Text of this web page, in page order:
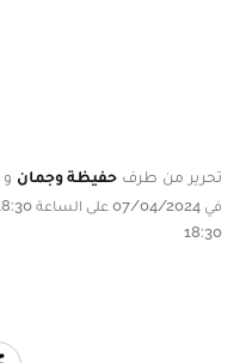
تحرير من طرف حفيظة وجمان و
18:30